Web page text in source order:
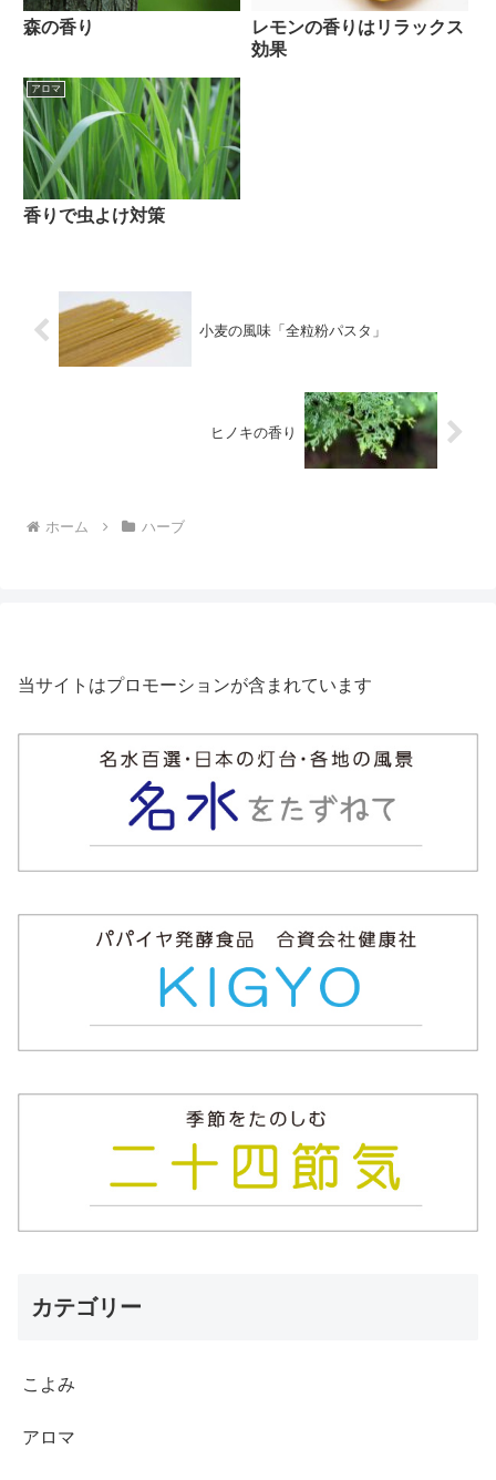
森の香り
レモンの香りはリラックス
効果
アロマ
香りで虫よけ対策
小麦の風味「全粒粉パスタ」
ヒノキの香り
ホーム ハーブ
当サイトはプロモーションが含まれています
カテゴリー
こよみ
アロマ